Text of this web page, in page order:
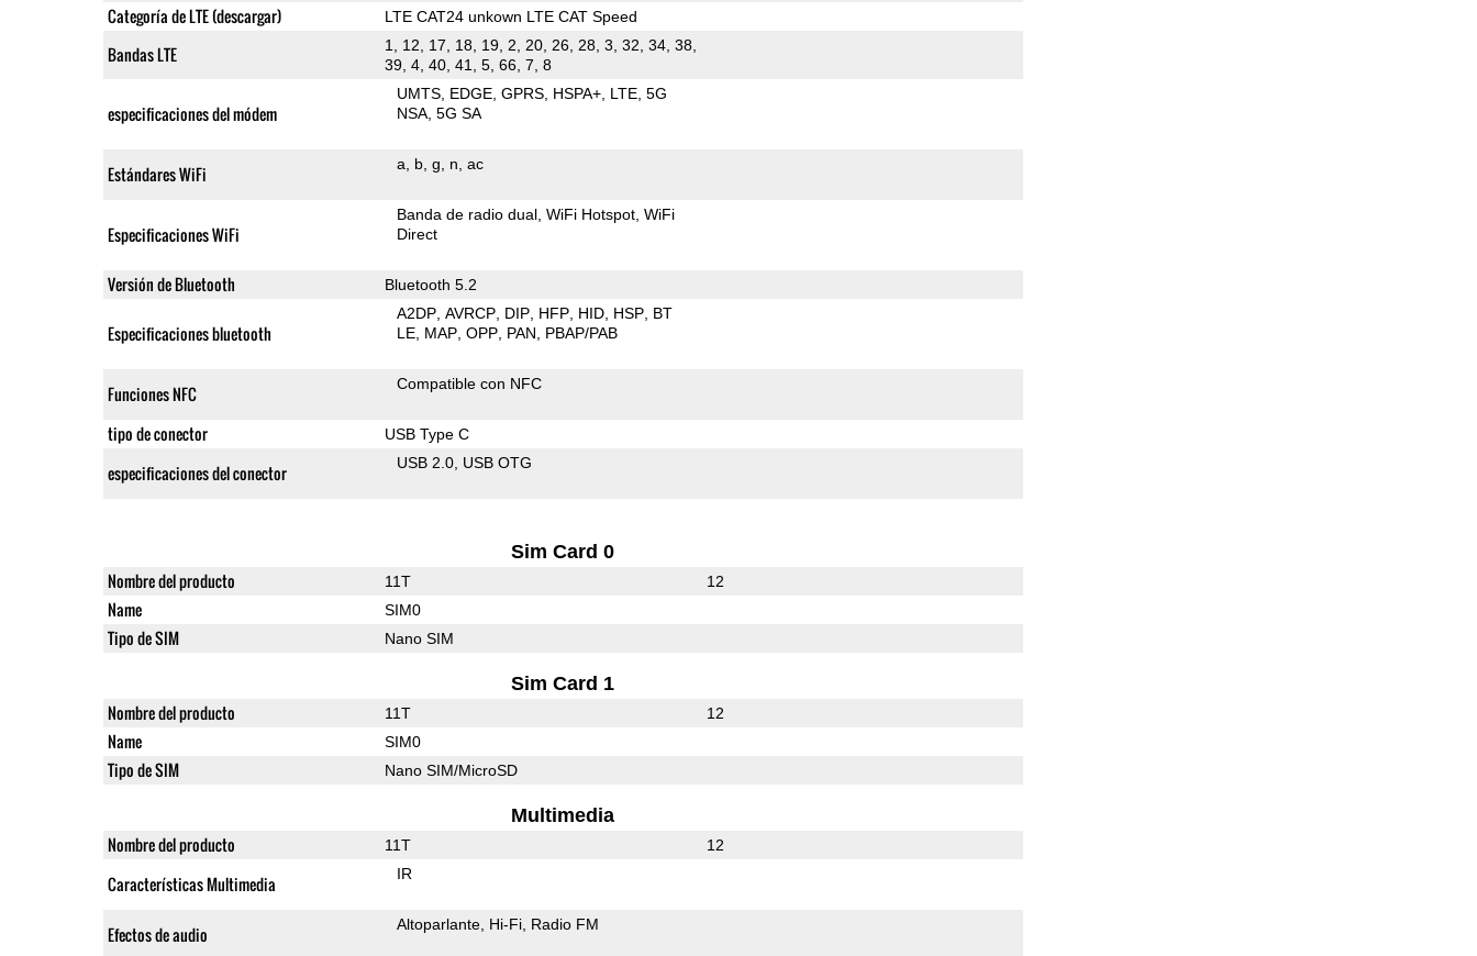
Categoría de LTE (descargar) LTE CAT24 unkown LTE CAT Speed
Bandas LTE
1, 12, 17, 18, 19, 2, 20, 26, 28, 3, 32, 34, 38,
39, 4, 40, 41, 5, 66, 7, 8
especificaciones del módem
UMTS EDGE GPRS HSPA+ LTE 5G
NSA 5G SA
Estándares WiFi a b g n ac
Especificaciones WiFi
Banda de radio dual WiFi Hotspot WiFi
Direct
Versión de Bluetooth Bluetooth 5.2
Especificaciones bluetooth
A2DP AVRCP DIP HFP HID HSP BT
LE MAP OPP PAN PBAP/PAB
Funciones NFC Compatible con NFC
tipo de conector USB Type C
especificaciones del conector USB 2.0 USB OTG
Sim Card 0
Nombre del producto 11T 12
Name SIM0
Tipo de SIM Nano SIM
Sim Card 1
Nombre del producto 11T 12
Name SIM0
Tipo de SIM Nano SIM/MicroSD
Multimedia
Nombre del producto 11T 12
Características Multimedia IR
Efectos de audio Altoparlante Hi-Fi Radio FM